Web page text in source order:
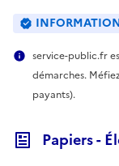
service-public.fr
démarches.
payants).
Papiers -